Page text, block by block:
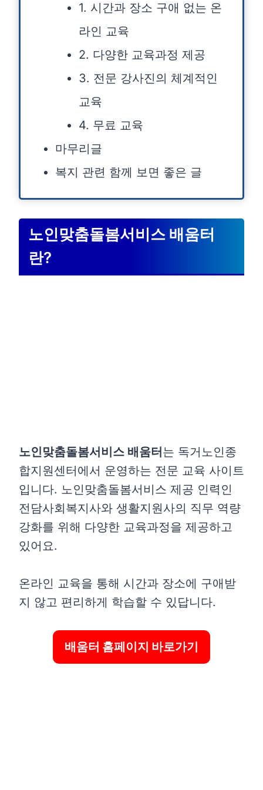
1. 시간과 장소 구애 없는 온
라인 교육
2. 다양한 교육과정 제공
3. 전문 강사진의 체계적인
교육
4. 무료 교육
마무리글
복지 관련 함께 보면 좋은 글
노인맞춤돌봄서비스 배움터
란?
노인맞춤돌봄서비스 배움터는 독거노인종
합지원센터에서 운영하는 전문 교육 사이트
입니다. 노인맞춤돌봄서비스 제공 인력인
전담사회복지사와 생활지원사의 직무 역량
강화를 위해 다양한 교육과정을 제공하고
있어요.
온라인 교육을 통해 시간과 장소에 구애받
지 않고 편리하게 학습할 수 있답니다.
배움터 홈페이지 바로가기